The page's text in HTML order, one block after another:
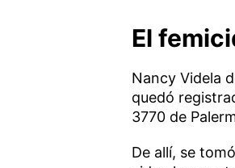
El
Nancy Videla
quedó
3770 de
De allí, se